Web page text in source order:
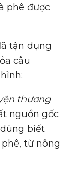
phê được
tận dụng
câu
thương
nguồn gốc
biết
từ nông